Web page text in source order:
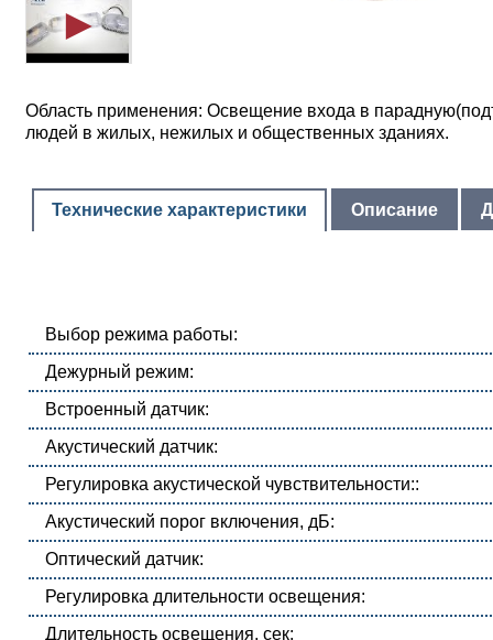
Область применения: Освещение входа в
людей в жилых, нежилых и общественных зданиях.
Технические характеристики Описание
Выбор режима работы:
Дежурный режим:
Встроенный датчик:
Акустический датчик:
Регулировка акустической чувствительности::
Акустический порог включения, дБ:
Оптический датчик:
Регулировка длительности освещения:
Длительность освещения, сек: